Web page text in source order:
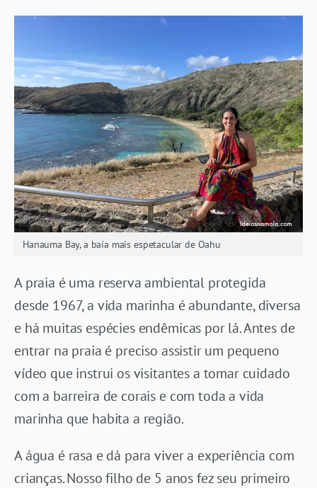
Hanauma Bay, a baía mais espetacular de Oahu
A praia é uma reserva ambiental protegida
desde 1967, a vida marinha é abundante, diversa
e há muitas espécies endêmicas por lá. Antes de
entrar na praia é preciso assistir um pequeno
vídeo que instrui os visitantes a tomar cuidado
com a barreira de corais e com toda a vida
marinha que habita a região.
A água é rasa e dá para viver a experiência com
crianças. Nosso filho de 5 anos fez seu primeiro